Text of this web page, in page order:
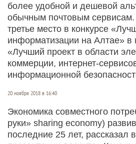
более удобной и дешевой
обычным почтовым сервисам.
третье место в конкурсе
информатизации на Алтае» в
«Лучший проект в области
коммерции, интернет-
информационной
20 ноября 2018 в 16:40
Экономика совместного
руки» sharing economy)
последние 25 лет, рассказал